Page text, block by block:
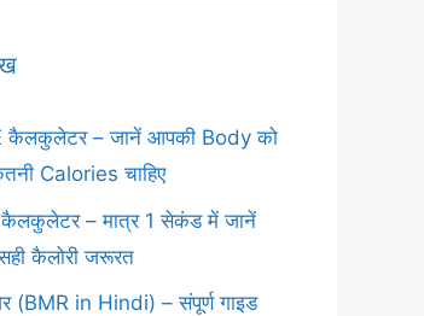
कैलकुलेटर – जानें आपकी Body को
Calories चाहिए
– मात्र 1 सेकंड में जानें
कैलोरी जरूरत
(BMR in Hindi) – संपूर्ण गाइड